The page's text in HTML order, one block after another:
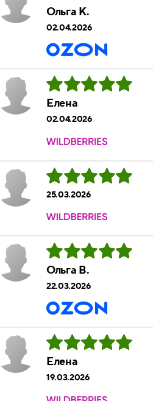
Ольга К.
02.04.2026
Елена
02.04.2026
25.03.2026
Ольга В.
22.03.2026
Елена
19.03.2026